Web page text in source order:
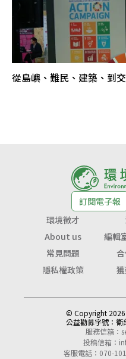
從島嶼、難民、建築、到
訂閱電子報
環境徵才
About us
編輯
常見問題
隱私權政策
© Copyright 2026
公益勸募字號： 衛
服務信箱：
投稿信箱：
客服電話：070-